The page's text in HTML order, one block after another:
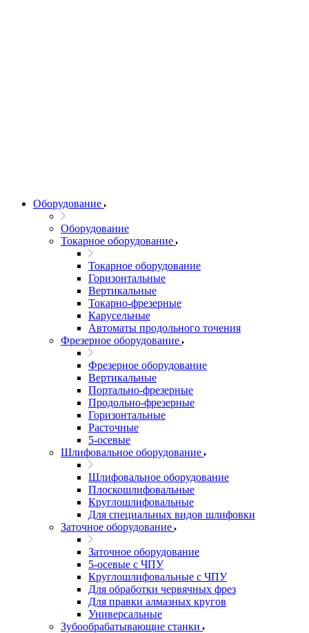
Оборудование
Оборудование
Токарное оборудование
Токарное оборудование
Горизонтальные
Вертикальные
Токарно-фрезерные
Карусельные
Автоматы продольного точения
Фрезерное оборудование
Фрезерное оборудование
Вертикальные
Портально-фрезерные
Продольно-фрезерные
Горизонтальные
Расточные
5-осевые
Шлифовальное оборудование
Шлифовальное оборудование
Плоскошлифовальные
Круглошлифовальные
Для специальных видов шлифовки
Заточное оборудование
Заточное оборудование
5-осевые с ЧПУ
Круглошлифовальные с ЧПУ
Для обработки червячных фрез
Для правки алмазных кругов
Универсальные
Зубообрабатывающие станки